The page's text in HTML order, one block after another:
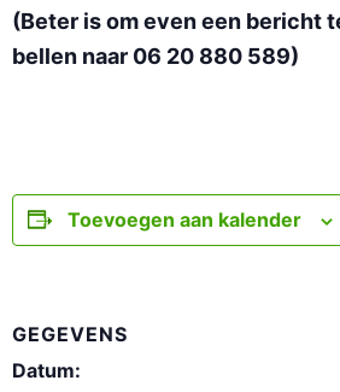
(Beter is om even een bericht
bellen naar 06 20 880 589)
Toevoegen aan kalender
GEGEVENS
Datum: